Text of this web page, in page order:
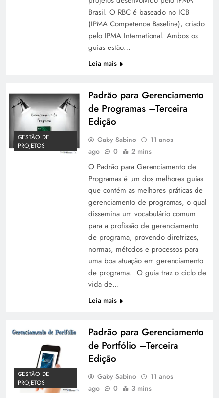
Brasil. O RBC é baseado no ICB
(IPMA Competence Baseline), criado
pelo IPMA International. Ambos os
guias estão…
Leia mais
GESTÃO DE
PROJETOS
Padrão para Gerenciamento
de Programas –Terceira
Edição
Gaby Sabino
11 anos
ago
0 2 mins
O Padrão para Gerenciamento de
Programas é um dos melhores guias
que contém as melhores práticas de
gerenciamento de programas, o qual
dissemina um vocabulário comum
para a profissão de gerenciamento
de programa, provendo diretrizes,
normas, métodos e processos para
uma boa atuação em gerenciamento
de programa. O guia traz o ciclo de
vida de…
Leia mais
GESTÃO DE
PROJETOS
Padrão para Gerenciamento
de Portfólio –Terceira
Edição
Gaby Sabino
11 anos
ago
0 3 mins